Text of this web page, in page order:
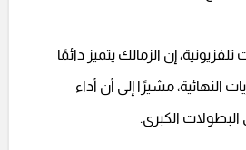
إن الزمالك يتميز دائمًا
النهائية، مشيرًا إلى أن أداء
الكبرى.